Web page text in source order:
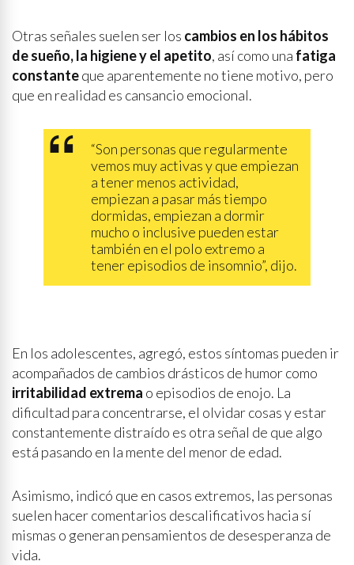
Otras señales suelen ser los cambios en los hábitos
de sueño, la higiene y el apetito, así como una fatiga
constanteque aparentemente no tiene motivo, pero
que en realidad es cansancio emocional.
“Son personas que regularmente
vemos muy activas y que empiezan
a tener menos actividad,
empiezan a pasar más tiempo
dormidas, empiezan a dormir
mucho o inclusive pueden estar
también en el polo extremo a
tener episodios de insomnio”, dijo.
En los adolescentes, agregó, estos síntomas pueden ir
acompañados de cambios drásticos de humor como
irritabilidad extrema o episodios de enojo. La
dificultad para concentrarse, el olvidar cosas y estar
constantemente distraído es otra señal de que algo
está pasando en la mente del menor de edad.
Asimismo, indicó que en casos extremos, las personas
suelen hacer comentarios descalificativos hacia sí
mismas o generan pensamientos de desesperanza de
vida.